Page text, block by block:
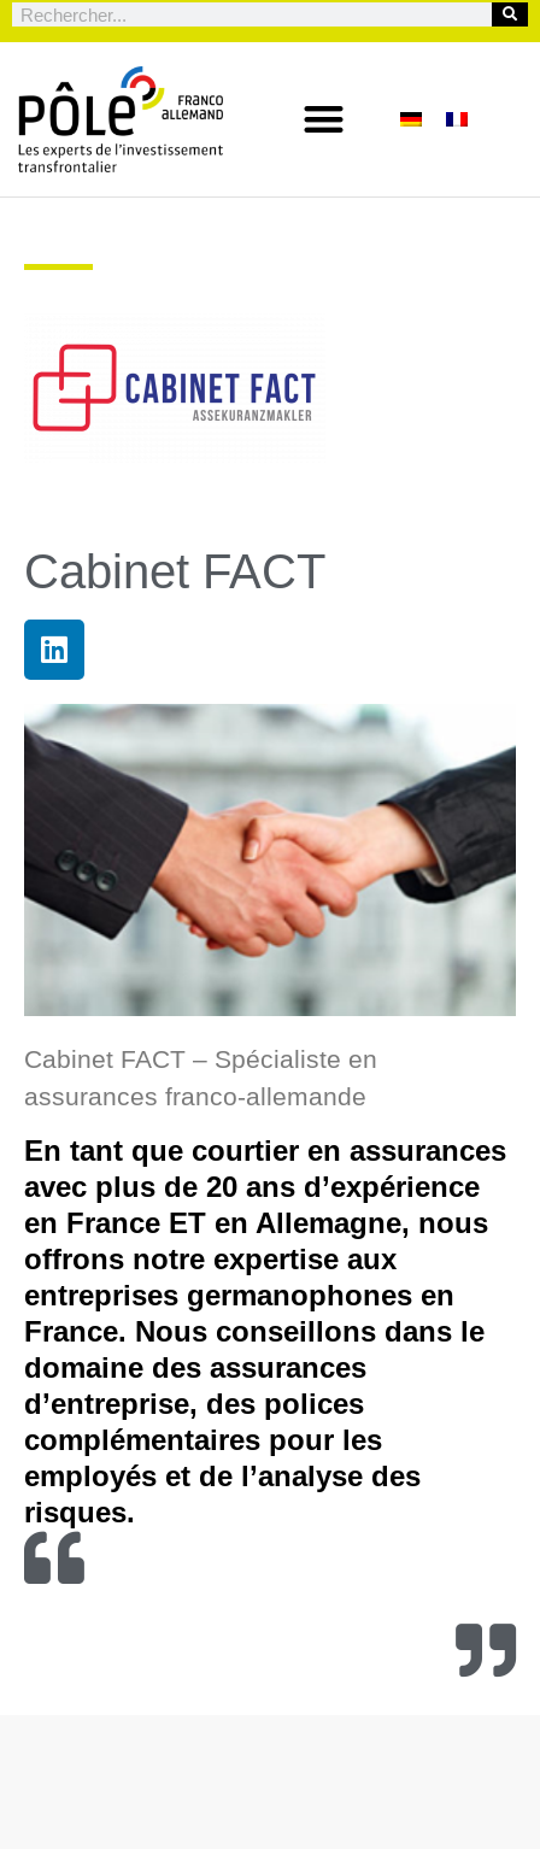
Cabinet FACT
Cabinet FACT – Spécialiste en
assurances franco-allemande
En tant que courtier en assurances
avec plus de 20 ans d’expérience
en France ET en Allemagne, nous
offrons notre expertise aux
entreprises germanophones en
France. Nous conseillons dans le
domaine des assurances
d’entreprise, des polices
complémentaires pour les
employés et de l’analyse des
risques.